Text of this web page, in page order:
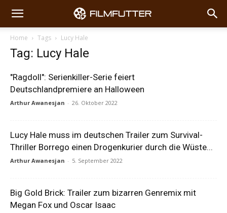
Home Tags Lucy Hale
Tag: Lucy Hale
"Ragdoll": Serienkiller-Serie feiert
Deutschlandpremiere an Halloween
Arthur Awanesjan - 26. Oktober 2022
Lucy Hale muss im deutschen Trailer zum Survival-
Thriller Borrego einen Drogenkurier durch die Wüste...
Arthur Awanesjan - 5. September 2022
Big Gold Brick: Trailer zum bizarren Genremix mit
Megan Fox und Oscar Isaac